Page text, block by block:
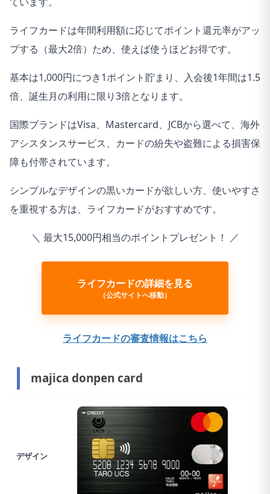
ライフカードは年間利用額に応じてポイント還元率がアッ
プする（最大2倍）ため、使えば使うほどお得です。
基本は1,000円につき1ポイント貯まり、入会後1年間は1.5
倍、誕生月の利用に限り3倍となります。
国際ブランドはVisa、Mastercard、JCBから選べて、海外
アシスタンスサービス、カードの紛失や盗難による損害保
障も付帯されています。
シンプルなデザインの黒いカードが欲しい方、使いやすさ
を重視する方は、ライフカードがおすすめです。
＼ 最大15,000円相当のポイントプレゼント！ ／
ライフカードの詳細を見る
（公式サイトへ移動）
ライフカードの審査情報はこちら
majica donpen card
デザイン